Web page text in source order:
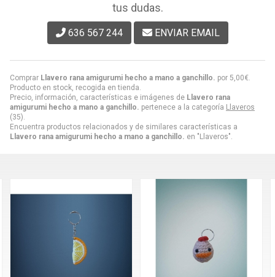
Comprar Llavero rana amigurumi hecho a mano a ganchillo. por 5,00€
Producto en stock, recogida en tienda.
Precio, información, características e imágenes de Llavero rana
amigurumi hecho a mano a ganchillo. pertenece a la categoría Llaveros
(35).
Encuentra productos relacionados y de similares características a
Llavero rana amigurumi hecho a mano a ganchillo. en "Llaveros".
tus dudas.
636 567 244 ENVIAR EMAIL